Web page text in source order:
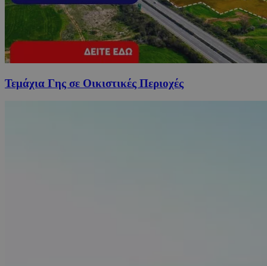
Τεμάχια Γης σε Οικιστικές Περιοχές